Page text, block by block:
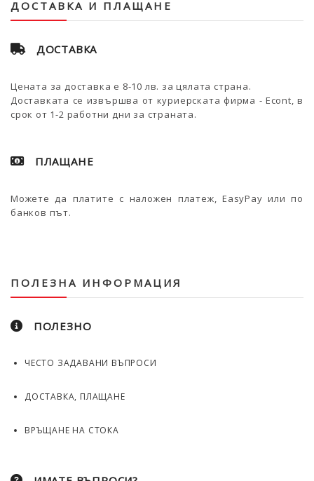
ДОСТАВКА И ПЛАЩАНЕ
ДОСТАВКА
Цената за доставка е 8-10 лв. за цялата страна.
Доставката се извършва от куриерската фирма - Econt, в
срок от 1-2 работни дни за страната.
ПЛАЩАНЕ
Можете да платите с наложен платеж, EasyPay или по
банков път.
ПОЛЕЗНА ИНФОРМАЦИЯ
ПОЛЕЗНО
ЧЕСТО ЗАДАВАНИ ВЪПРОСИ
ДОСТАВКА, ПЛАЩАНЕ
ВРЪЩАНЕ НА СТОКА